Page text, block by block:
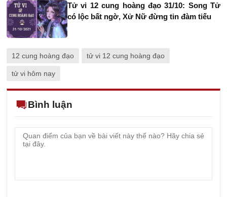
Tử vi 12 cung hoàng đạo 31/10: Song Tử
có lộc bất ngờ, Xử Nữ đừng tin đàm tiếu
12 cung hoàng đạo tử vi 12 cung hoàng đạo
tử vi hôm nay
Bình luận